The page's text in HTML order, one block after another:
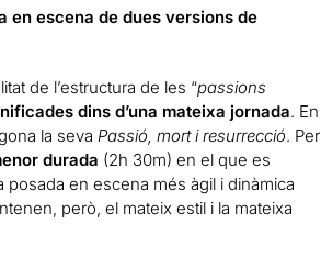
en escena de dues versions de
de l’estructura de les “passions
dins d’una mateixa jornada. En
la seva Passió, mort i resurrecció. Per
durada (2h 30m) en el que es
en escena més àgil i dinàmica
però, el mateix estil i la mateixa